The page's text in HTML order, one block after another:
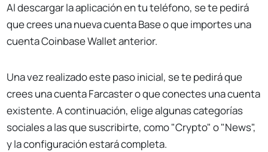
Al descargar la aplicación en tu teléfono, se te pedirá
que crees una nueva cuenta Base o que importes una
cuenta Coinbase Wallet anterior.
Una vez realizado este paso inicial, se te pedirá que
crees una cuenta Farcaster o que conectes una cuenta
existente. A continuación, elige algunas categorías
sociales a las que suscribirte, como "Crypto" o "News",
y la configuración estará completa.